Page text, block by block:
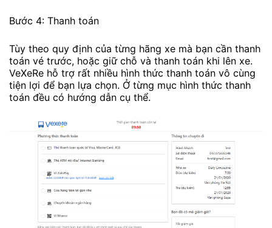
Bước 4: Thanh toán
Tùy theo quy định của từng hãng xe mà bạn cần thanh
toán vé trước, hoặc giữ chỗ và thanh toán khi lên xe.
VeXeRe hỗ trợ rất nhiều hình thức thanh toán vô cùng
tiện lợi để bạn lựa chọn. Ở từng mục hình thức thanh
toán đều có hướng dẫn cụ thể.